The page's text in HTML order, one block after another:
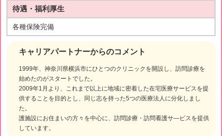
キャリアパートナーからのコメント
1999年、神奈川県横浜市にひとつのクリニックを開設し、訪問診療を
始めたのがスタートでした。
2009年1月より、これまで以上に地域に密着した在宅医療サービスを提
供することを目的とし、同じ志を持った5つの医療法人に分化しまし
た。
護施設にお住まいの方々を中心に、訪問診療・訪問看護サ―ビスを提供
しています。
待遇・福利厚生
各種保険完備